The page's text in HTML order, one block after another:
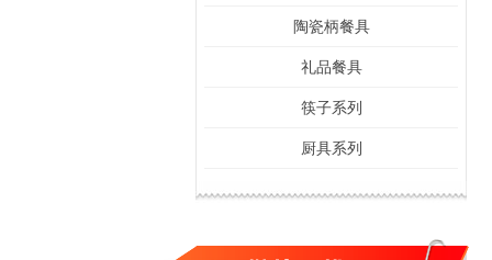
陶瓷柄餐具
礼品餐具
筷子系列
厨具系列